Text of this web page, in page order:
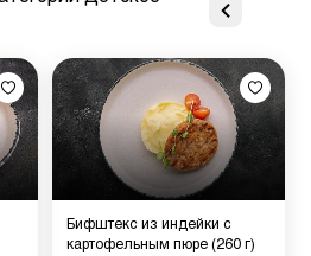
Бифштекс из индейки с
картофельным пюре (260 г)